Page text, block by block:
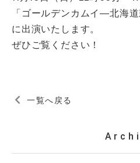
「ゴールデンカムイ―北海
に出演いたします。
ぜひご覧ください！
一覧へ戻る